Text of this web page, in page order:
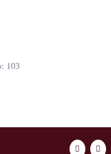
103
Facebook